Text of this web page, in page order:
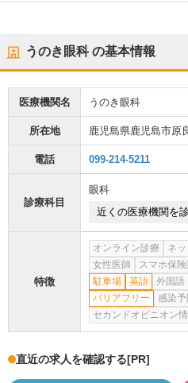
うのき眼科の基本情報
医療機関名 うのき眼科
所在地 鹿児島県鹿児島市原
電話 099-214-5211
診療科目
眼科
近くの医療機関を
特徴
オンライン診療 ネ
女性医師
スマホ保険
駐車場
英語 外国語
バリアフリー
感染予
セカンドオピニオン
直近の求人を確認する[PR]